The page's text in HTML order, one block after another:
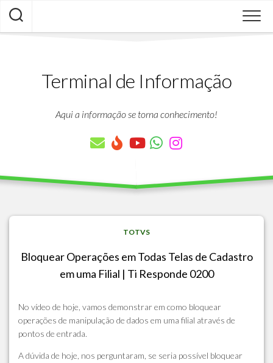
Skip
content
Terminal de Informação
Aqui a informação se torna conhecimento!
TOTVS
Bloquear Operações em Todas Telas de Cadastro
em uma Filial | Ti Responde 0200
No vídeo de hoje, vamos demonstrar em como bloquear
operações de manipulação de dados em uma filial através de
pontos de entrada.
A dúvida de hoje, nos perguntaram, se seria possível bloquear